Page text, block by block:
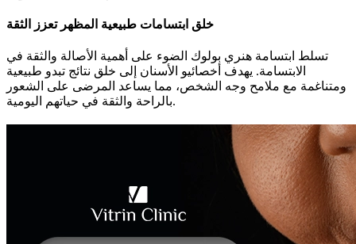
خلق ابتسامات طبيعية المظهر تعزز الثقة
تسلط ابتسامة هنري بولوك الضوء على أهمية الأصالة والثقة في
الابتسامة. يهدف أخصائيو الأسنان إلى خلق نتائج تبدو طبيعية
ومتناغمة مع ملامح وجه الشخص، مما يساعد المرضى على الشعور
بالراحة والثقة في حياتهم اليومية.